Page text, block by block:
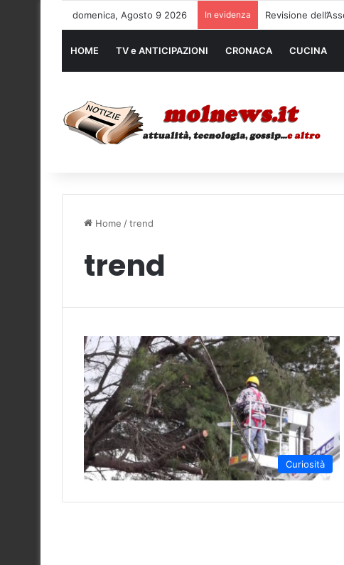
domenica, Agosto 9 2026 In evidenza Noleggio mezzi
HOME TV e ANTICIPAZIONI CRONACA CUCINA
Home /trend
trend
Curiosità